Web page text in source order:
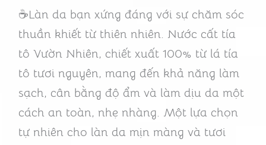
☕Làn da bạn xứng đáng với sự chăm sóc
thuần khiết từ thiên nhiên. Nước cất tía
tô Vườn Nhiên, chiết xuất 100% từ lá tía
tô tươi nguyên, mang đến khả năng làm
sạch, cân bằng độ ẩm và làm dịu da một
cách an toàn, nhẹ nhàng. Một lựa chọn
tự nhiên cho làn da mịn màng và tươi
Toàn
Cho
Làn
Da